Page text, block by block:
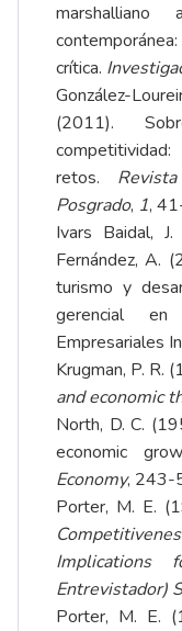
crítica.
González-
(2011).
retos.
Posgrado, 1,
Ivars Baidal,
Fernández, A.
turismo y
gerencial en
Empresariales
Krugman, P. R.
and economic
North, D. C.
economic
Economy, 243-
Porter, M. E.
Implications
Entrevistador)
Porter, M. E.